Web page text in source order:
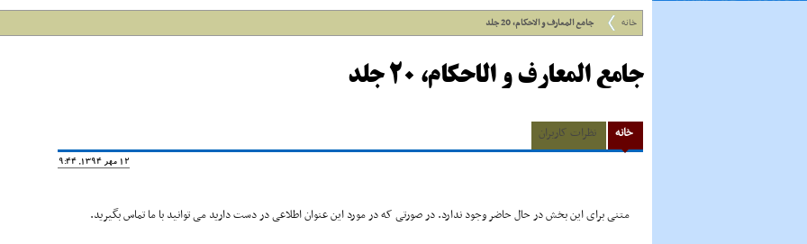
خانه جامع المعارف و الاحکام، 20 جلد
جامع المعارف و الاحکام، 20 جلد
خانه نظرات کاربران
12 مهر 1394, 19:44
متنی برای این بخش در حال حاضر وجود ندارد. در صورتی که در مورد این عنوان اطلاعی در دست دارید می توانید با ما تماس بگیرید.